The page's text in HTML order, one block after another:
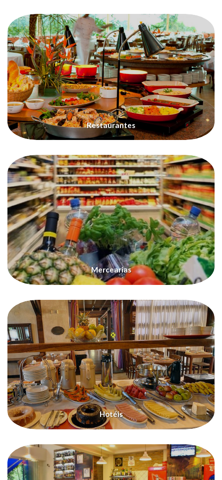
Restaurantes
Mercearias
Hotéis